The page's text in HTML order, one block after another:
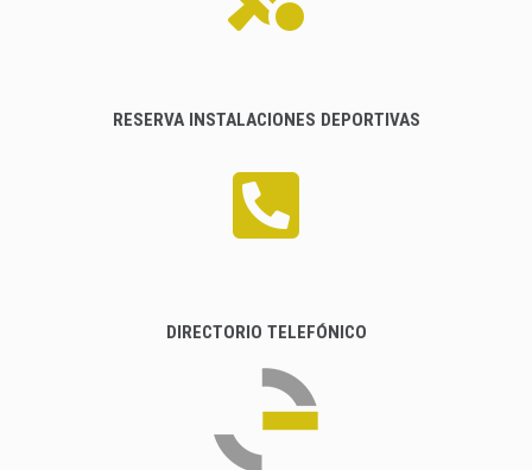
RESERVA INSTALACIONES DEPORTIVAS
DIRECTORIO TELEFÓNICO